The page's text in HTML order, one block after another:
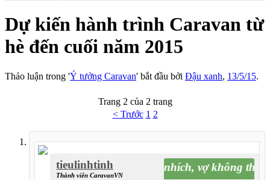
Dự kiến hành trình Caravan từ
hè đến cuối năm 2015
Thảo luận trong 'Ý tưởng Caravan' bắt đầu bởi Đậu xanh, 13/5/15.
Trang 2 của 2 trang
< Trước 1 2
tieulinhtinh
Thành viên CaravanVN
thích thì nhích, vợ không thích